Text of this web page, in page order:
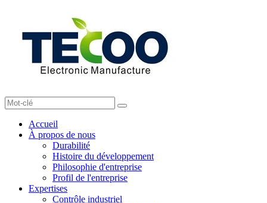
Accueil
À propos de nous
Durabilité
Histoire du développement
Philosophie d'entreprise
Profil de l'entreprise
Expertises
Contrôle industriel